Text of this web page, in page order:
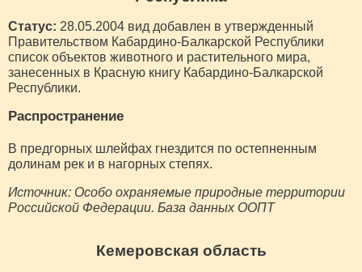
Статус: 28.05.2004 вид добавлен в утвержденный
Правительством Кабардино-Балкарской Республики
список объектов животного и растительного мира,
занесенных в Красную книгу Кабардино-Балкарской
Республики.
Распространение
В предгорных шлейфах гнездится по остепненным
долинам рек и в нагорных степях.
Источник: Особо охраняемые природные территории
Российской Федерации. База данных ООПТ
Кемеровская область